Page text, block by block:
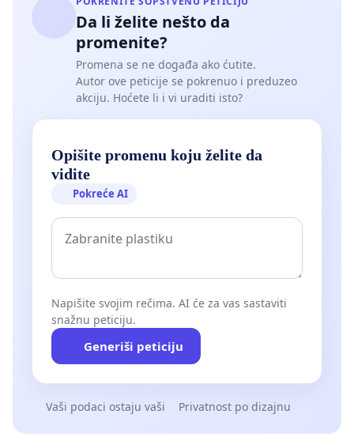
Da li želite nešto da
promenite?
Promena se ne događa ako ćutite.
Autor ove peticije se pokrenuo i preduzeo
akciju. Hoćete li i vi uraditi isto?
Opišite promenu koju želite da
vidite
Pokreće AI
Napišite svojim rečima. AI će za vas sastaviti
snažnu peticiju.
Generiši peticiju
Vaši podaci ostaju vaši Privatnost po dizajnu